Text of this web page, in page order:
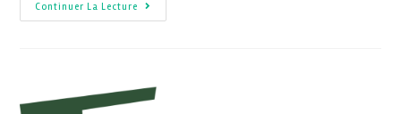
Continuer La Lecture